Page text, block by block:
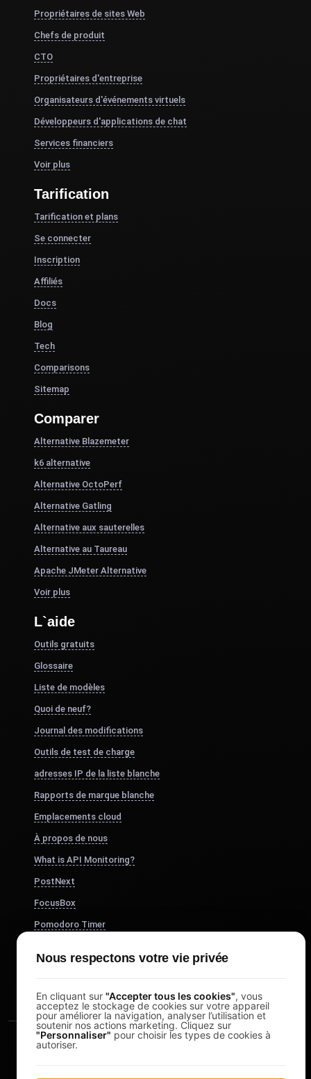
Propriétaires de sites Web
Chefs de produit
CTO
Propriétaires d'entreprise
Organisateurs d'événements virtuels
Développeurs d'applications de chat
Services financiers
Voir plus
Tarification
Tarification et plans
Se connecter
Inscription
Affiliés
Docs
Blog
Tech
Comparisons
Sitemap
Comparer
Alternative Blazemeter
k6 alternative
Alternative OctoPerf
Alternative Gatling
Alternative aux sauterelles
Alternative au Taureau
Apache JMeter Alternative
Voir plus
L`aide
Outils gratuits
Glossaire
Liste de modèles
Quoi de neuf?
Journal des modifications
Outils de test de charge
adresses IP de la liste blanche
Rapports de marque blanche
Emplacements cloud
À propos de nous
What is API Monitoring?
PostNext
FocusBox
Pomodoro Timer
Nous respectons votre vie privée
En cliquant sur "Accepter tous les cookies", vous
acceptez le stockage de cookies sur votre appareil
pour améliorer la navigation, analyser l’utilisation et
soutenir nos actions marketing. Cliquez sur
"Personnaliser" pour choisir les types de cookies à
autoriser.